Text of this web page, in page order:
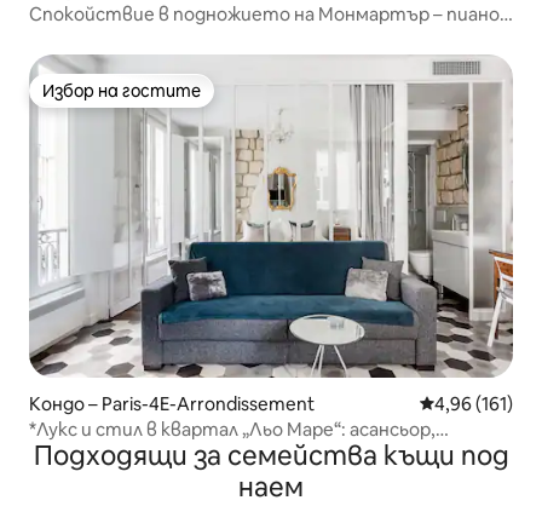
Спокойствие в подножието на Монмартър – пиано
Избор на гостите
Избор на гостите
Кондо – Paris-4E-Arrondissement Средна
4,96 (161)
*Лукс и стил в квартал „Льо Маре“: асансьор,
пералня, сушилня
Подходящи за семейства къщи под
наем